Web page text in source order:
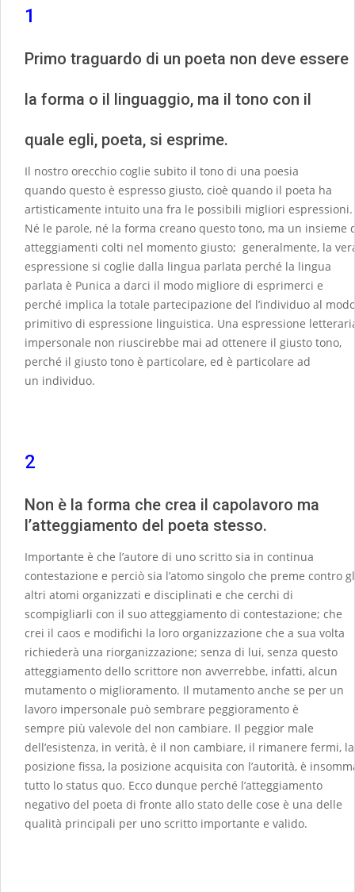
1
Primo traguardo di un poeta non deve essere
la forma o il linguaggio, ma il tono con il
quale egli, poeta, si esprime.
Il nostro orecchio coglie subito il tono di una poesia
quando questo è espresso giusto, cioè quando il poeta ha
artisticamente intuito una fra le possibili migliori espressioni.
Né le parole, né la forma creano questo tono, ma un insieme
atteggiamenti colti nel momento giusto; generalmente, la
espressione si coglie dalla lingua parlata perché la lingua
parlata è Punica a darci il modo migliore di esprimerci e
perché implica la totale partecipazione del l’individuo al modo
primitivo di espressione linguistica. Una espressione
impersonale non riuscirebbe mai ad ottenere il giusto tono,
perché il giusto tono è particolare, ed è particolare ad
un individuo.
2
Non è la forma che crea il capolavoro ma
l’atteggiamento del poeta stesso.
Importante è che l’autore di uno scritto sia in continua
contestazione e perciò sia l’atomo singolo che preme contro
altri atomi organizzati e disciplinati e che cerchi di
scompigliarli con il suo atteggiamento di contestazione; che
crei il caos e modifichi la loro organizzazione che a sua volta
richiederà una riorganizzazione; senza di lui, senza questo
atteggiamento dello scrittore non avverrebbe, infatti, alcun
mutamento o miglioramento. Il mutamento anche se per un
lavoro impersonale può sembrare peggioramento è
sempre più valevole del non cambiare. Il peggior male
dell’esistenza, in verità, è il non cambiare, il rimanere fermi, la
posizione fissa, la posizione acquisita con l’autorità, è
tutto lo status quo. Ecco dunque perché l’atteggiamento
negativo del poeta di fronte allo stato delle cose è una delle
qualità principali per uno scritto importante e valido.